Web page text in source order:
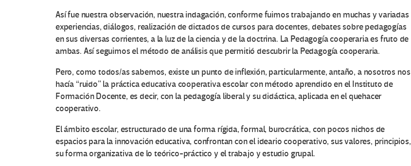
Así fue nuestra observación, nuestra indagación, conforme fuimos trabajando en muchas y variadas
experiencias, diálogos, realización de dictados de cursos para docentes, debates sobre pedagogías
en sus diversas corrientes, a la luz de la ciencia y de la doctrina. La Pedagogía cooperaria es fruto de
ambas. Así seguimos el método de análisis que permitió descubrir la Pedagogía cooperaria.
Pero, como todos/as sabemos, existe un punto de inflexión, particularmente, antaño, a nosotros nos
hacía “ruido” la práctica educativa cooperativa escolar con método aprendido en el Instituto de
Formación Docente, es decir, con la pedagogía liberal y su didáctica, aplicada en el quehacer
cooperativo.
El ámbito escolar, estructurado de una forma rígida, formal, burocrática, con pocos nichos de
espacios para la innovación educativa, confrontan con el ideario cooperativo, sus valores, principios,
su forma organizativa de lo teórico-práctico y el trabajo y estudio grupal.